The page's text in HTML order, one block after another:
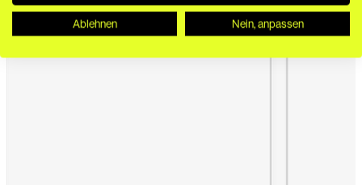
Ablehnen Nein, anpassen